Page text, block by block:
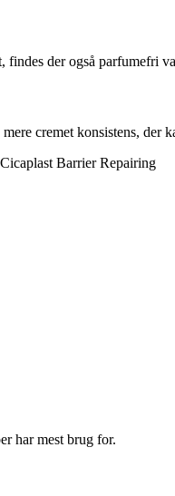
der også parfumefri
cremet konsistens, der
Barrier Repairing
har mest brug for.